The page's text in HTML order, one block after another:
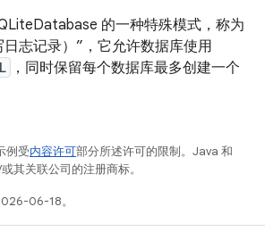
的一种特殊模式，称为
日志记录）”，它允许数据库使用
，同时保留每个数据库最多创建一个
例受内容许可部分所述许可的限制。Java 和
其关联公司的注册商标。
06-18。